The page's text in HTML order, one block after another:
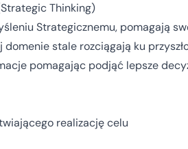
Thinking)
Strategicznemu, pomagają
stale rozciągają ku
pomagając podjąć lepsze
realizację celu